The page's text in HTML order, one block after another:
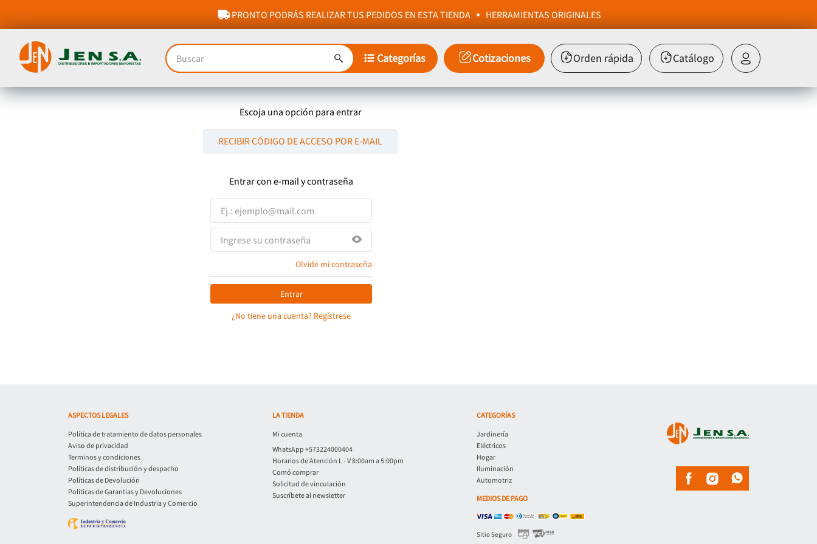
PRONTO PODRÁS REALIZAR TUS PEDIDOS EN ESTA TIENDA HERRAMIENTAS ORIGINALES
Buscar
Categorías Cotizaciones Orden rápida Catálogo
Escoja una opción para entrar
RECIBIR CÓDIGO DE ACCESO POR E-MAIL
Entrar con e-mail y contraseña
Olvidé mi contraseña
Entrar
¿No tiene una cuenta? Regístrese
ASPECTOS LEGALES
Política de tratamiento de datos personales
Aviso de privacidad
Terminos y condiciones
Políticas de distribución y despacho
Políticas de Devolución
Politicas de Garantias y Devoluciones
Superintendencia de Industria y Comercio
LA TIENDA
Mi cuenta
WhatsApp +573224000404
Horarios de Atención L - V 8:00am a 5:00pm
Comó comprar
Solicitud de vinculación
Suscríbete al newsletter
CATEGORÍAS
Jardinería
Eléctricos
Hogar
Iluminación
Automotriz
MEDIOS DE PAGO
Sitio Seguro